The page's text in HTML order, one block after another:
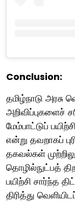
Conclusion:
தமிழ்நாடு அரசு
அறிவிப்புகளைச்
மேம்பாட்டுப்
என்று தவறாகப்
தகவல்கள்
தொழில்நுட்பத்
பயிற்சி சார்ந்த
திரித்து